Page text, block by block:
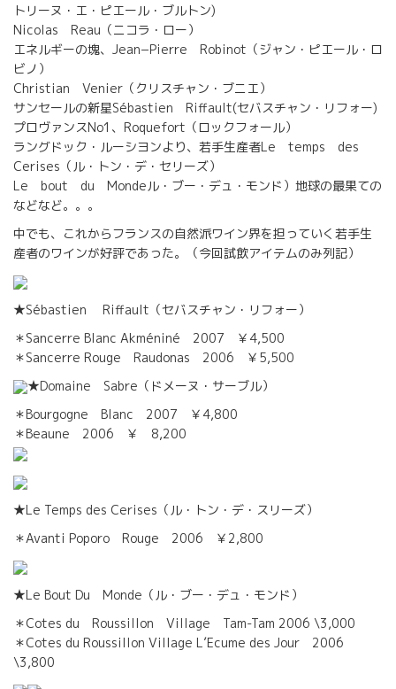
トリーヌ・エ・ピエール・ブルトン)
Nicolas Reau（ニコラ・ロー）
エネルギーの塊、Jean−Pierre Robinot（ジャン・ピエール・ロ
ビノ）
Christian Venier（クリスチャン・ブニエ）
サンセールの新星Sébastien Riffault(セバスチャン・リフォー)
プロヴァンスNo1、Roquefort（ロックフォール）
ラングドック・ルーシヨンより、若手生産者Le temps des
Cerises（ル・トン・デ・セリーズ）
Le bout du Mondeル・ブー・デュ・モンド）地球の最果ての
などなど。。。
中でも、これからフランスの自然派ワイン界を担っていく若手生
産者のワインが好評であった。（今回試飲アイテムのみ列記）
★Sébastien Riffault（セバスチャン・リフォー）
＊Sancerre Blanc Akméniné 2007 ￥4,500
＊Sancerre Rouge Raudonas 2006 ￥5,500
★Domaine Sabre（ドメーヌ・サーブル）
＊Bourgogne Blanc 2007 ￥4,800
＊Beaune 2006 ￥ 8,200
★Le Temps des Cerises（ル・トン・デ・スリーズ）
＊Avanti Poporo Rouge 2006 ￥2,800
★Le Bout Du Monde（ル・ブー・デュ・モンド）
＊Cotes du Roussillon Village Tam-Tam 2006 \3,000
＊Cotes du Roussillon Village L’Ecume des Jour 2006
\3,800